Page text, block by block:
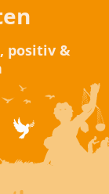
positiv &